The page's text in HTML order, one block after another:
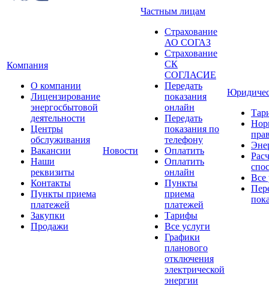
Компания
О компании
Лицензирование
энергосбытовой
деятельности
Центры
обслуживания
Вакансии
Наши
реквизиты
Контакты
Пункты приема
платежей
Закупки
Продажи
Новости
Частным лицам
Страхование
АО СОГАЗ
Страхование
СК
СОГЛАСИЕ
Передать
показания
онлайн
Передать
показания по
телефону
Оплатить
Оплатить
онлайн
Пункты
приема
платежей
Тарифы
Все услуги
Графики
планового
отключения
электрической
энергии
Все